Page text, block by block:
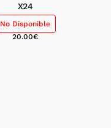
X24
No Disponible
20.00€